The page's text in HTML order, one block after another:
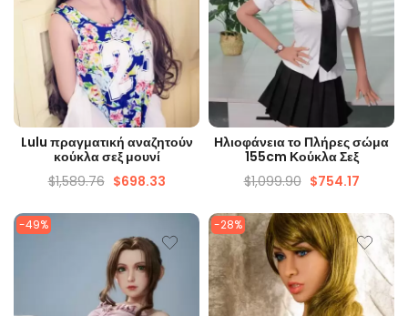
ΓΡΉΓΟΡΗ ΜΑΤΙΆ
Lulu πραγματική αναζητούν
κούκλα σεξ μουνί
$1,589.76 $698.33
ΓΡΉΓΟΡΗ ΜΑΤΙΆ
Ηλιοφάνεια το Πλήρες σώμα
155cm Κούκλα Σεξ
$1,099.90 $754.17
-49% -28%